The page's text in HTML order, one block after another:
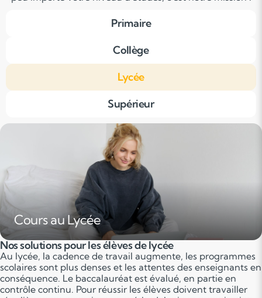
Primaire
Collège
Lycée
Supérieur
Cours au Lycée
Nos solutions pour les élèves de lycée
Au lycée, la cadence de travail augmente, les programmes
scolaires sont plus denses et les attentes des enseignants en
conséquence. Le baccalauréat est évalué, en partie en
contrôle continu. Pour réussir les élèves doivent travailler